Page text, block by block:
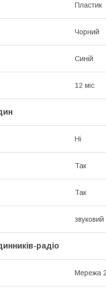
Пластик
Чорний
Синій
12 міс
Ні
Так
Так
звуковий
радіо
Мережа